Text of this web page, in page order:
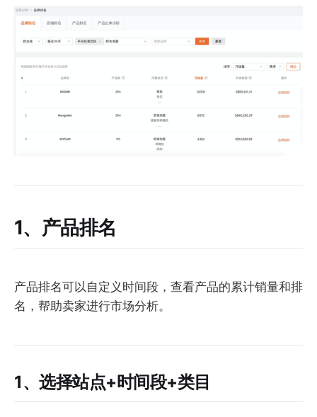
1、产品排名
产品排名可以自定义时间段，查看产品的累计销量和排
名，帮助卖家进行市场分析。
1、选择站点+时间段+类目